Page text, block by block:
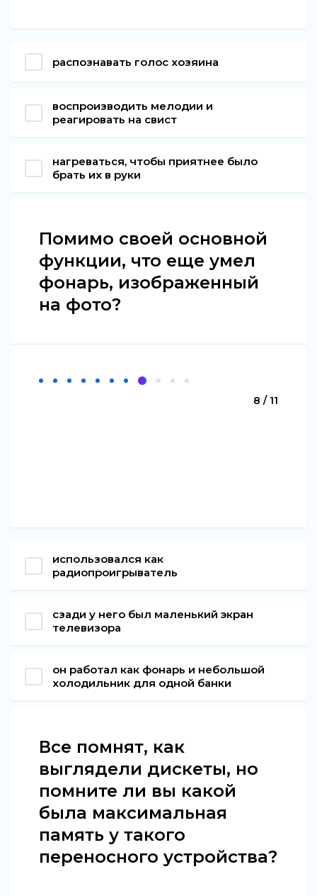
распознавать голос хозяина
воспроизводить мелодии и
реагировать на свист
нагреваться, чтобы приятнее было
брать их в руки
Помимо своей основной
функции, что еще умел
фонарь, изображенный
на фото?
8 / 11
использовался как
радиопроигрыватель
сзади у него был маленький экран
телевизора
он работал как фонарь и небольшой
холодильник для одной банки
Все помнят, как
выглядели дискеты, но
помните ли вы какой
была максимальная
память у такого
переносного устройства?